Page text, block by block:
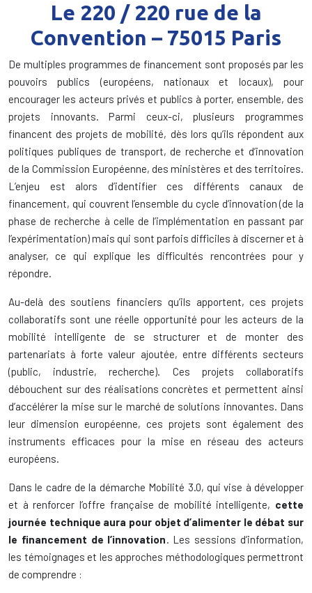
Le 220 / 220 rue de la
Convention – 75015 Paris
De multiples programmes de financement sont proposés par les
pouvoirs publics (européens, nationaux et locaux), pour
encourager les acteurs privés et publics à porter, ensemble, des
projets innovants. Parmi ceux-ci, plusieurs programmes
financent des projets de mobilité, dès lors qu’ils répondent aux
politiques publiques de transport, de recherche et d’innovation
de la Commission Européenne, des ministères et des territoires.
L’enjeu est alors d’identifier ces différents canaux de
financement, qui couvrent l’ensemble du cycle d’innovation (de la
phase de recherche à celle de l’implémentation en passant par
l’expérimentation) mais qui sont parfois difficiles à discerner et à
analyser, ce qui explique les difficultés rencontrées pour y
répondre.
Au-delà des soutiens financiers qu’ils apportent, ces projets
collaboratifs sont une réelle opportunité pour les acteurs de la
mobilité intelligente de se structurer et de monter des
partenariats à forte valeur ajoutée, entre différents secteurs
(public, industrie, recherche). Ces projets collaboratifs
débouchent sur des réalisations concrètes et permettent ainsi
d’accélérer la mise sur le marché de solutions innovantes. Dans
leur dimension européenne, ces projets sont également des
instruments efficaces pour la mise en réseau des acteurs
européens.
Dans le cadre de la démarche Mobilité 3.0, qui vise à développer
et à renforcer l’offre française de mobilité intelligente, cette
journée technique aura pour objet d’alimenter le débat sur
le financement de l’innovation. Les sessions d’information,
les témoignages et les approches méthodologiques permettront
de comprendre :